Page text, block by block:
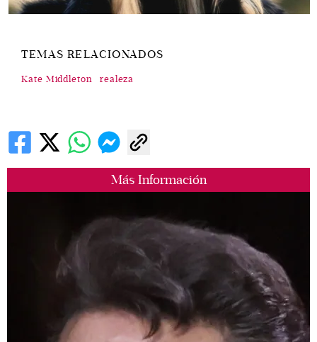
Más Información
TEMAS RELACIONADOS
Kate Middleton realeza